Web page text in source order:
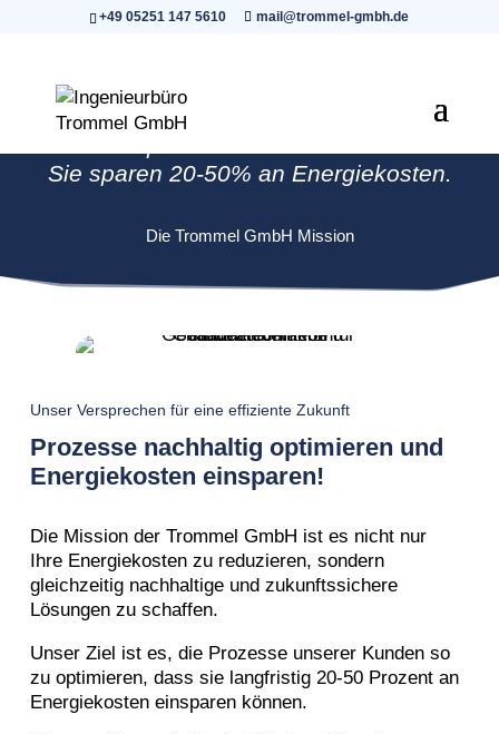
+49 05251 147 5610 mail@trommel-gmbh.de
Sie sparen 20-50% an Energiekosten.
Die Trommel GmbH Mission
Unser Versprechen für eine effiziente Zukunft
Prozesse nachhaltig optimieren und
Energiekosten einsparen!
Die Mission der Trommel GmbH ist es nicht nur
Ihre Energiekosten zu reduzieren, sondern
gleichzeitig nachhaltige und zukunftssichere
Lösungen zu schaffen.
Unser Ziel ist es, die Prozesse unserer Kunden so
zu optimieren, dass sie langfristig 20-50 Prozent an
Energiekosten einsparen können.